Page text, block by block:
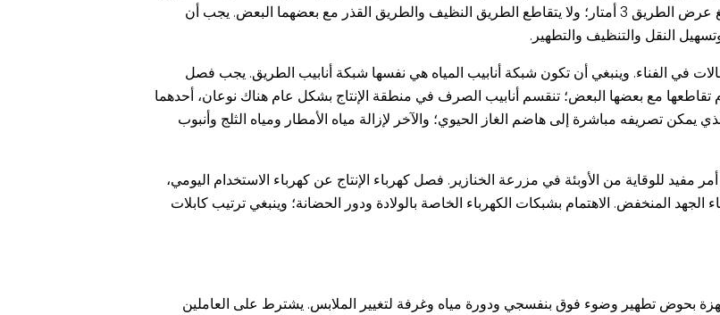
الصرف الصحي فهو قناة لنقل البراز والخنازير المريضة والخنازير النافقة، ويبلغ عرض الطريق 3 أمتار؛ ولا يتقاطع الطريق النظيف والطريق القذر مع بعضهما البعض. يجب أن
النقل والتنظيف والتطهير.
في الفناء. وينبغي أن تكون شبكة أنابيب المياه هي نفسها شبكة أنابيب الطريق. يجب فصل
مع بعضها البعض؛ تنقسم أنابيب الصرف في منطقة الإنتاج بشكل عام هناك نوعان، أحدهما
تصريفه مباشرة إلى هاضم الغاز الحيوي؛ والآخر لإزالة مياه الأمطار ومياه الثلج وأنبوب
للوقاية من الأوبئة في مزرعة الخنازير. فصل كهرباء الإنتاج عن كهرباء الاستخدام اليومي،
المنخفض. الاهتمام بشبكات الكهرباء الخاصة بالولادة ودور الحضانة؛ وينبغي ترتيب كابلات
بحوض تطهير وضوء فوق بنفسجي ودورة مياه وغرفة لتغيير الملابس. يشترط على العاملين